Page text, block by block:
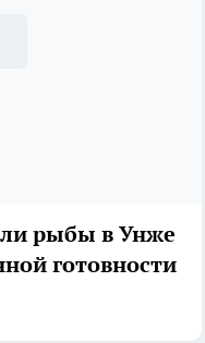
рыбы в Унже
готовности